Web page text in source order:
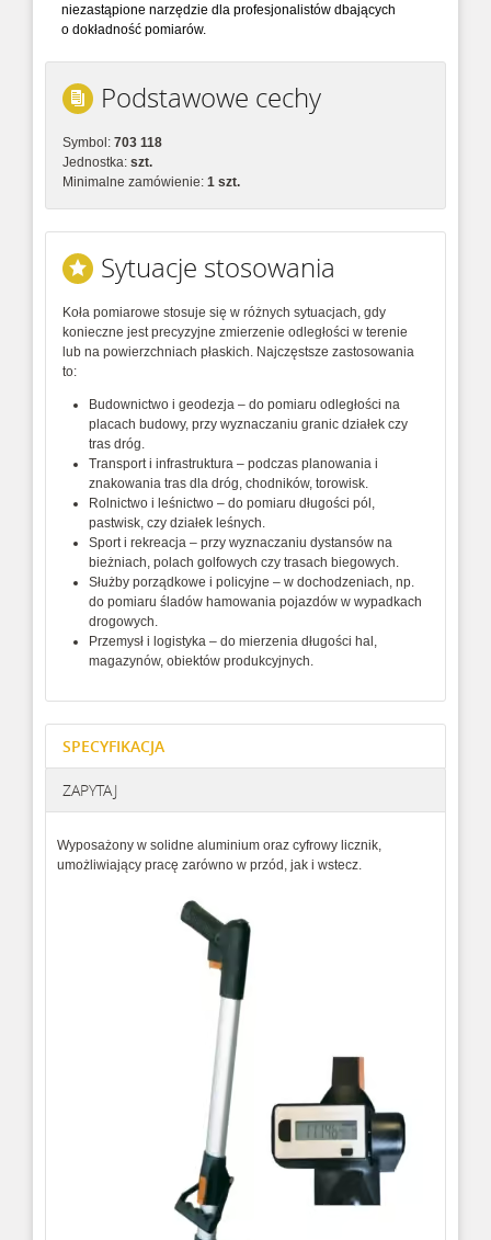
niezastąpione narzędzie dla profesjonalistów dbających
o dokładność pomiarów.
Podstawowe cechy
Symbol: 703 118
Jednostka: szt.
Minimalne zamówienie: 1 szt.
Sytuacje stosowania
Koła pomiarowe stosuje się w różnych sytuacjach, gdy
konieczne jest precyzyjne zmierzenie odległości w terenie
lub na powierzchniach płaskich. Najczęstsze zastosowania
to:
Budownictwo i geodezja – do pomiaru odległości na
placach budowy, przy wyznaczaniu granic działek czy
tras dróg.
Transport i infrastruktura – podczas planowania i
znakowania tras dla dróg, chodników, torowisk.
Rolnictwo i leśnictwo – do pomiaru długości pól,
pastwisk, czy działek leśnych.
Sport i rekreacja – przy wyznaczaniu dystansów na
bieżniach, polach golfowych czy trasach biegowych.
Służby porządkowe i policyjne – w dochodzeniach, np.
do pomiaru śladów hamowania pojazdów w wypadkach
drogowych.
Przemysł i logistyka – do mierzenia długości hal,
magazynów, obiektów produkcyjnych.
SPECYFIKACJA
ZAPYTAJ
Wyposażony w solidne aluminium oraz cyfrowy licznik,
umożliwiający pracę zarówno w przód, jak i wstecz.